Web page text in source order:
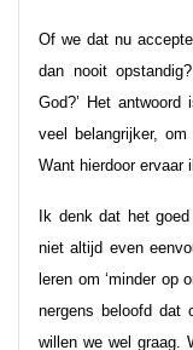
Of we dat nu
dan nooit
God?’ Het
veel belangrijker,
Want hierdoor ervaar
Ik denk dat het
niet altijd even
leren om ‘minder op
nergens beloofd dat
willen we wel graag.